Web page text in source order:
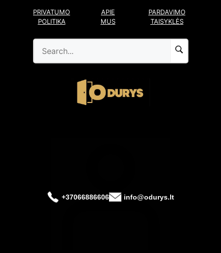
PRIVATUMO
POLITIKA
APIE
MUS
PARDAVIMO
TAISYKLĖS
+37066886606 info@odurys.lt